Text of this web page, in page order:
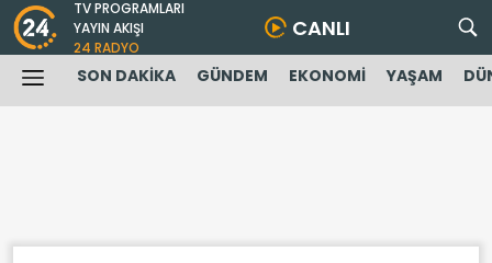
TV PROGRAMLARI
YAYIN AKIŞI
24 RADYO
CANLI
SON DAKİKA GÜNDEM EKONOMİ YAŞAM